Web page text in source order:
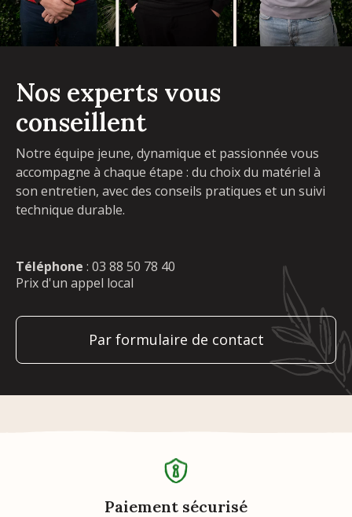
Nos experts vous
conseillent
Notre équipe jeune, dynamique et passionnée vous
accompagne à chaque étape : du choix du matériel à
son entretien, avec des conseils pratiques et un suivi
technique durable.
Téléphone : 03 88 50 78 40
Prix d'un appel local
Par formulaire de contact
Paiement sécurisé